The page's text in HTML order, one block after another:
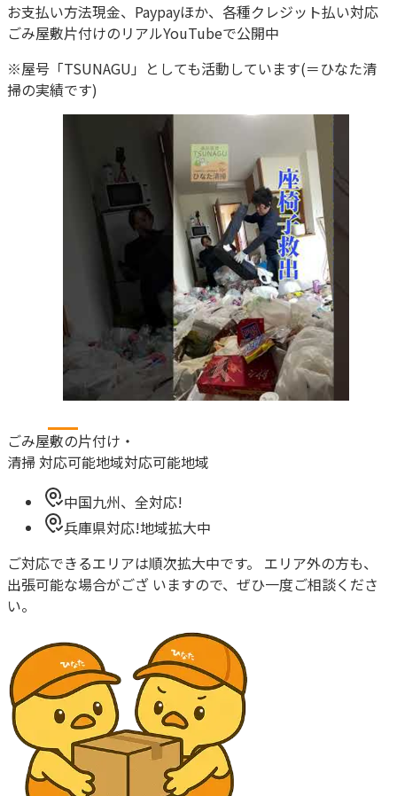
お支払い方法現金、Paypayほか、各種クレジット払い対応
ごみ屋敷片付けのリアルYouTubeで公開中
※屋号「TSUNAGU」としても活動しています(＝ひなた清
掃の実績です)
ごみ屋敷の片付け・
清掃 対応可能地域対応可能地域
中国九州、全対応!
兵庫県対応!地域拡大中
ご対応できるエリアは順次拡大中です。 エリア外の方も、
出張可能な場合がござ いますので、ぜひ一度ご相談くださ
い。